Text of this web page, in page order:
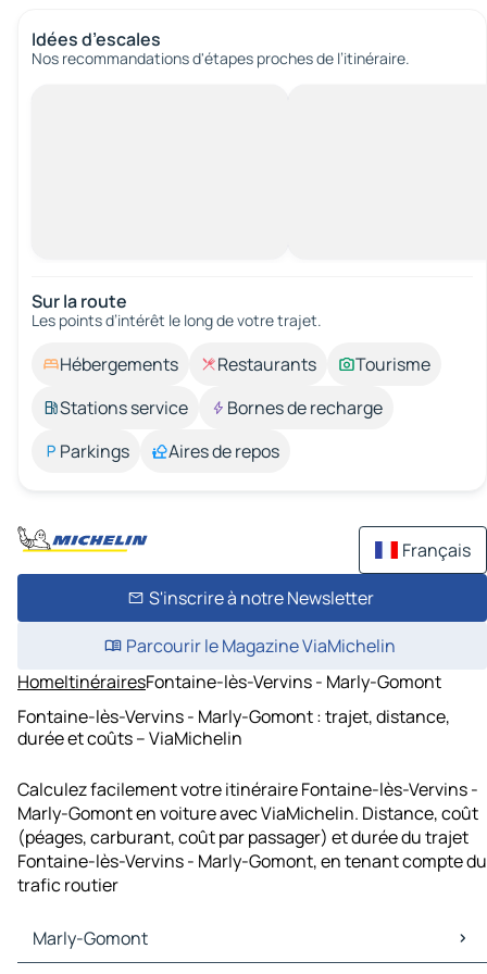
Idées d’escales
Nos recommandations d'étapes proches de l’itinéraire.
Sur la route
Les points d’intérêt le long de votre trajet.
Hébergements Restaurants
Tourisme
Stations service
Bornes de recharge
Parkings
Aires de repos
Français
S'inscrire à notre Newsletter
Parcourir le Magazine ViaMichelin
HomeItinérairesFontaine-lès-Vervins - Marly-Gomont
Fontaine-lès-Vervins - Marly-Gomont : trajet, distance,
durée et coûts – ViaMichelin
Calculez facilement votre itinéraire Fontaine-lès-Vervins -
Marly-Gomont en voiture avec ViaMichelin. Distance, coût
(péages, carburant, coût par passager) et durée du trajet
Fontaine-lès-Vervins - Marly-Gomont, en tenant compte du
trafic routier
Marly-Gomont